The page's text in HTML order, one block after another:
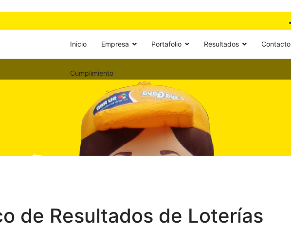
Inicio Empresa Portafolio Resultados Contacto
Cumplimiento
de Resultados de Loterías